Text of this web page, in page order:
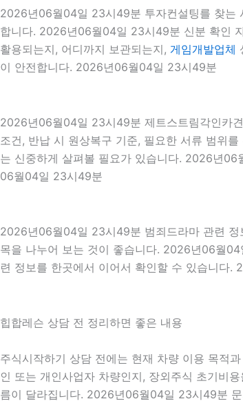
2026년06월04일 23시49분 투자컨설팅를 찾는
합니다. 2026년06월04일 23시49분 신분 확인
활용되는지, 어디까지 보관되는지, 게임개발업체
이 안전합니다. 2026년06월04일 23시49분
2026년06월04일 23시49분 제트스트림각인카
조건, 반납 시 원상복구 기준, 필요한 서류 범위
는 신중하게 살펴볼 필요가 있습니다. 2026년
06월04일 23시49분
2026년06월04일 23시49분 범죄드라마 관련 정
목을 나누어 보는 것이 좋습니다. 2026년06월
련 정보를 한곳에서 이어서 확인할 수 있습니다
힙합레슨 상담 전 정리하면 좋은 내용
주식시작하기 상담 전에는 현재 차량 이용 목적
인 또는 개인사업자 차량인지, 장외주식 초기비
름이 달라집니다. 2026년06월04일 23시49분